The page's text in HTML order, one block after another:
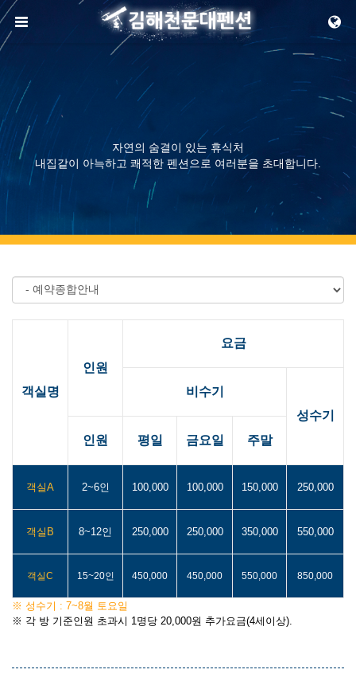
메뉴 건너뛰기
자연의 숨결이 있는 휴식처
내집같이 아늑하고 쾌적한 펜션으로 여러분을 초대합니다.
객실명
인원
요금
비수기
성수기
인원
평일 금요일 주말
객실A 2~6인 100,000 100,000 150,000 250,000
객실B 8~12인 250,000 250,000 350,000 550,000
객실C 15~20인 450,000 450,000 550,000 850,000
※ 성수기 : 7~8월 토요일
※ 각 방 기준인원 초과시 1명당 20,000원 추가요금(4세이상).